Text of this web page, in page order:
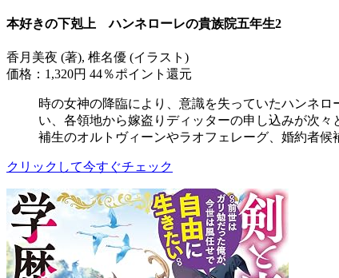
本好きの下剋上 ハンネローレの貴族院五年生2
香月美夜 (著), 椎名優 (イラスト)
価格：1,320円 44％ポイント還元
時の女神の降臨により、意識を失っていたハンネ
い、各領地から嫁盗りディッターの申し込みが次
補生のオルトヴィーンやラオフェレーグ、婚約者候
クリックして今すぐチェック